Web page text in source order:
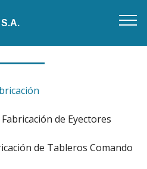
de Eyectores
de Tableros Comando